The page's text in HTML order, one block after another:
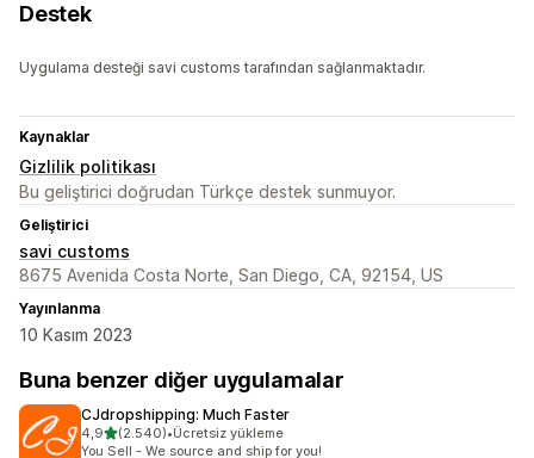
Destek
Uygulama desteği savi customs tarafından sağlanmaktadır.
Kaynaklar
Gizlilik politikası
Bu geliştirici doğrudan Türkçe destek sunmuyor.
Geliştirici
savi customs
8675 Avenida Costa Norte, San Diego, CA, 92154, US
Yayınlanma
10 Kasım 2023
Buna benzer diğer uygulamalar
CJdropshipping: Much Faster
4,95 yıldız üzerinden
(2.540)
toplam 2540 değerlendirme
•Ücretsiz yükleme
You Sell - We source and ship for you!